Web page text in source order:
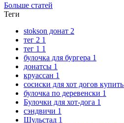
Больше статей
Теги
stokson донат 2
тег 2 1
тег 1 1
булочка для бургера 1
донатсы 1
круассан 1
сосиски для хот догов купить
булочка по деревенски 1
Булочки для хот-дога 1
сэндвичи 1
Шульстад 1